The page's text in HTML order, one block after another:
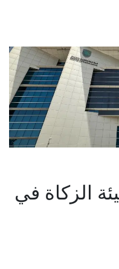
الزكاة في